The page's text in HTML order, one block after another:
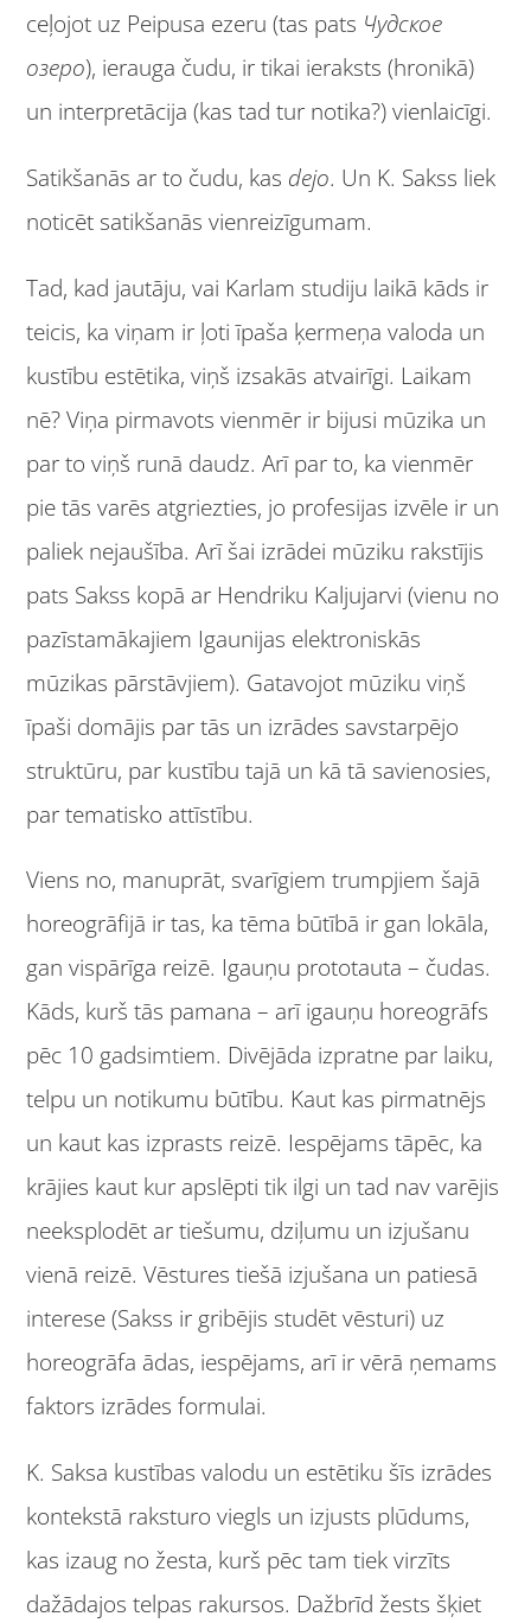
ceļojot uz Peipusa ezeru (tas pats Чудское
озеро), ierauga čudu, ir tikai ieraksts (hronikā)
un interpretācija (kas tad tur notika?) vienlaicīgi.
Satikšanās ar to čudu, kas dejo. Un K. Sakss liek
noticēt satikšanās vienreizīgumam.
Tad, kad jautāju, vai Karlam studiju laikā kāds ir
teicis, ka viņam ir ļoti īpaša ķermeņa valoda un
kustību estētika, viņš izsakās atvairīgi. Laikam
nē? Viņa pirmavots vienmēr ir bijusi mūzika un
par to viņš runā daudz. Arī par to, ka vienmēr
pie tās varēs atgriezties, jo profesijas izvēle ir un
paliek nejaušība. Arī šai izrādei mūziku rakstījis
pats Sakss kopā ar Hendriku Kaljujarvi (vienu no
pazīstamākajiem Igaunijas elektroniskās
mūzikas pārstāvjiem). Gatavojot mūziku viņš
īpaši domājis par tās un izrādes savstarpējo
struktūru, par kustību tajā un kā tā savienosies,
par tematisko attīstību.
Viens no, manuprāt, svarīgiem trumpjiem šajā
horeogrāfijā ir tas, ka tēma būtībā ir gan lokāla,
gan vispārīga reizē. Igauņu prototauta – čudas.
Kāds, kurš tās pamana – arī igauņu horeogrāfs
pēc 10 gadsimtiem. Divējāda izpratne par laiku,
telpu un notikumu būtību. Kaut kas pirmatnējs
un kaut kas izprasts reizē. Iespējams tāpēc, ka
krājies kaut kur apslēpti tik ilgi un tad nav varējis
neeksplodēt ar tiešumu, dziļumu un izjušanu
vienā reizē. Vēstures tiešā izjušana un patiesā
interese (Sakss ir gribējis studēt vēsturi) uz
horeogrāfa ādas, iespējams, arī ir vērā ņemams
faktors izrādes formulai.
K. Saksa kustības valodu un estētiku šīs izrādes
kontekstā raksturo viegls un izjusts plūdums,
kas izaug no žesta, kurš pēc tam tiek virzīts
dažādajos telpas rakursos. Dažbrīd žests šķiet